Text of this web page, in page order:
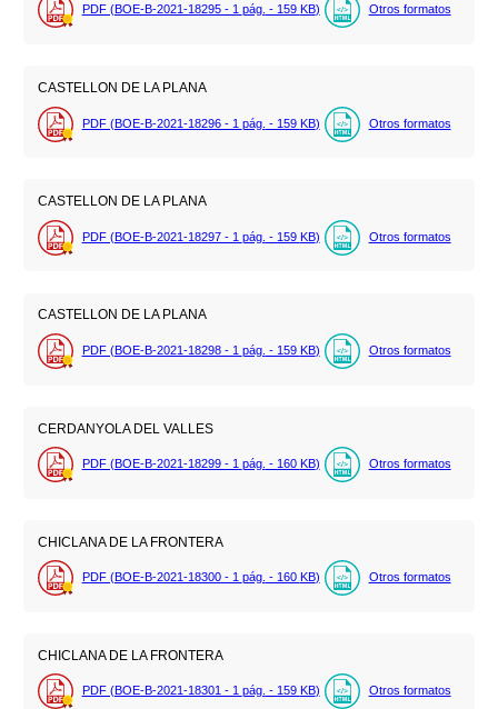
PDF (BOE-B-2021-18295 - 1 pág. - 159 KB) Otros formatos
CASTELLON DE LA PLANA
PDF (BOE-B-2021-18296 - 1 pág. - 159 KB) Otros formatos
CASTELLON DE LA PLANA
PDF (BOE-B-2021-18297 - 1 pág. - 159 KB) Otros formatos
CASTELLON DE LA PLANA
PDF (BOE-B-2021-18298 - 1 pág. - 159 KB) Otros formatos
CERDANYOLA DEL VALLES
PDF (BOE-B-2021-18299 - 1 pág. - 160 KB) Otros formatos
CHICLANA DE LA FRONTERA
PDF (BOE-B-2021-18300 - 1 pág. - 160 KB) Otros formatos
CHICLANA DE LA FRONTERA
PDF (BOE-B-2021-18301 - 1 pág. - 159 KB) Otros formatos